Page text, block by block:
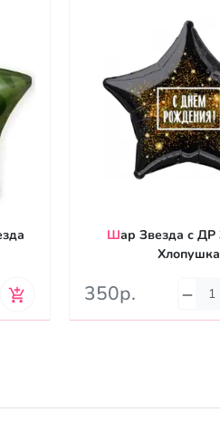
Шар Звезда с ДР Золотая
Хлопушка
350р.